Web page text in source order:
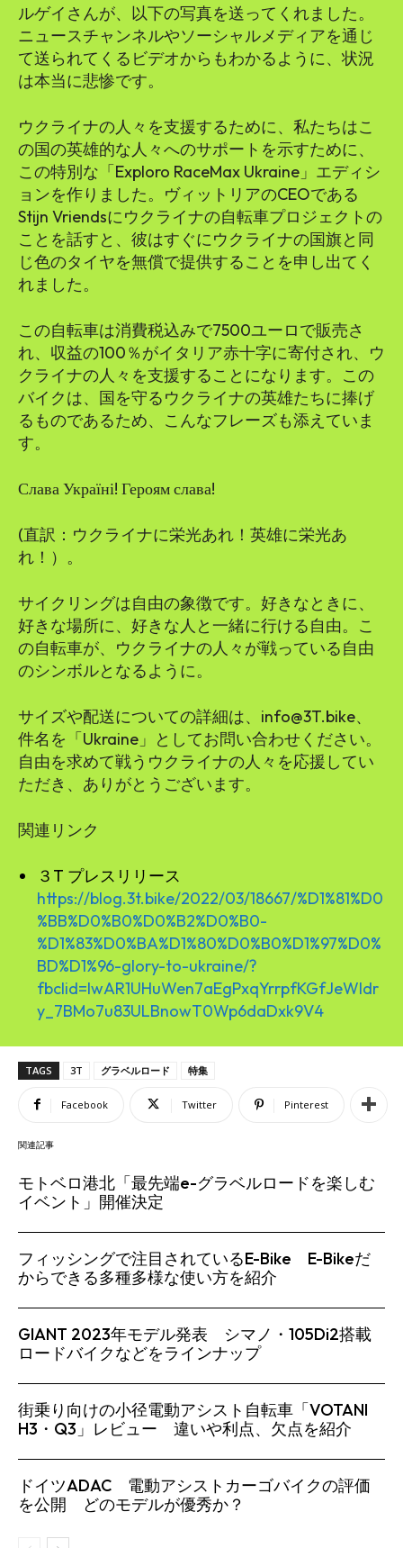
ルゲイさんが、以下の写真を送ってくれました。
ニュースチャンネルやソーシャルメディアを通じ
て送られてくるビデオからもわかるように、状況
は本当に悲惨です。
ウクライナの人々を支援するために、私たちはこ
の国の英雄的な人々へのサポートを示すために、
この特別な「Exploro RaceMax Ukraine」エディシ
ョンを作りました。ヴィットリアのCEOである
Stijn Vriendsにウクライナの自転車プロジェクトの
ことを話すと、彼はすぐにウクライナの国旗と同
じ色のタイヤを無償で提供することを申し出てく
れました。
この自転車は消費税込みで7500ユーロで販売さ
れ、収益の100％がイタリア赤十字に寄付され、ウ
クライナの人々を支援することになります。この
バイクは、国を守るウクライナの英雄たちに捧げ
るものであるため、こんなフレーズも添えていま
す。
Слава Україні! Героям слава!
(直訳：ウクライナに栄光あれ！英雄に栄光あ
れ！）。
サイクリングは自由の象徴です。好きなときに、
好きな場所に、好きな人と一緒に行ける自由。こ
の自転車が、ウクライナの人々が戦っている自由
のシンボルとなるように。
サイズや配送についての詳細は、info@3T.bike、
件名を「Ukraine」としてお問い合わせください。
自由を求めて戦うウクライナの人々を応援してい
ただき、ありがとうございます。
関連リンク
３T プレスリリース
https://blog.3t.bike/2022/03/18667/%D1%81%D0
%BB%D0%B0%D0%B2%D0%B0-
%D1%83%D0%BA%D1%80%D0%B0%D1%97%D0%
BD%D1%96-glory-to-ukraine/?
fbclid=IwAR1UHuWen7aEgPxqYrrpfKGfJeWIdr
y_7BMo7u83ULBnowT0Wp6daDxk9V4
TAGS 3T グラベルロード 特集
Facebook Twitter Pinterest
関連記事
モトベロ港北「最先端e-グラベルロードを楽しむ
イベント」開催決定
フィッシングで注目されているE-Bike E-Bikeだ
からできる多種多様な使い方を紹介
GIANT 2023年モデル発表 シマノ・105Di2搭載
ロードバイクなどをラインナップ
街乗り向けの小径電動アシスト自転車「VOTANI
H3・Q3」レビュー 違いや利点、欠点を紹介
ドイツADAC 電動アシストカーゴバイクの評価
を公開 どのモデルが優秀か？